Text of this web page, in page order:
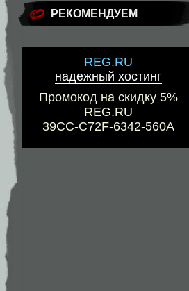
РЕКОМЕНДУЕМ
REG.RU
надежный хостинг
Промокод на скидку 5%
REG.RU
39CC-C72F-6342-560A